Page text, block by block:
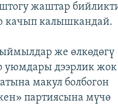
жаштар
качып калышкандай.
же өлкөдөгү
уюмдары дээрлик жок
макул болбогон
партиясына мүчө